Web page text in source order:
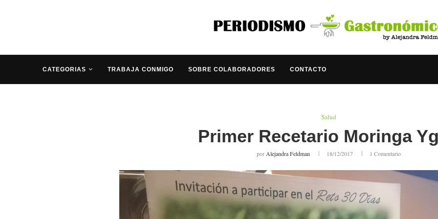
CATEGORIAS TRABAJA CONMIGO SOBRE COLABORADORES CONTACTO
Salud
Primer Recetario Moringa
porAlejandra Feldman 18/12/2017 1 Comentario